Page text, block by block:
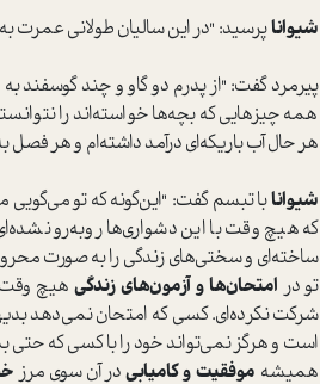
شیواناپرسید: "در این سالیان طولانی عمرت
پیرمرد گفت: "از پدرم دو گاو و چند گوسفند به
همه چیزهایی که بچه‌ها خواسته‌اند را
هر حال آب باریکه‌ای درآمد داشته‌ام و هر فصل
شیوانابا تبسم گفت: "این‌گونه که تو می‌گویی
که هیچ وقت با این دشواری‌ها روبه‌رو
ساخته‌ای و سختی‌های زندگی را به صورت
تو در امتحان‌ها و آزمون‌های زندگی هیچ وقت
شرکت نکرده‌ای. کسی که امتحان نمی‌دهد
است و هرگز نمی‌تواند خود را با کسی که حتی
همیشه موفقیت و کامیابیدر آن سوی مرز